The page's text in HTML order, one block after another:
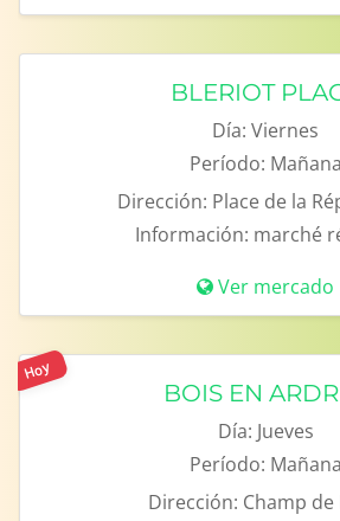
BLERIOT
Día: Viernes
Período: Mañana
Dirección: Place de la
Información: marché
Ver mercado
Hoy
BOIS EN
Día: Jueves
Período: Mañana
Dirección: Champ de